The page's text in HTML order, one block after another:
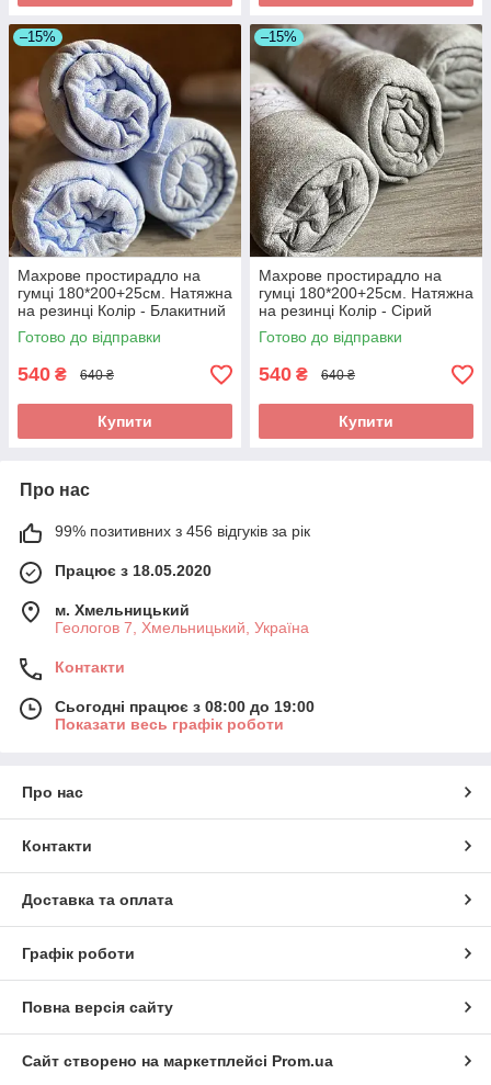
–15%
Махрове простирадло на
гумці 180*200+25см. Натяжна
на резинці Колір - Блакитний
Готово до відправки
540 ₴ 640 ₴
Купити
–15%
Махрове простирадло на
гумці 180*200+25см. Натяжна
на резинці Колір - Сірий
Готово до відправки
540 ₴ 640 ₴
Купити
Про нас
99% позитивних з 456 відгуків за рік
Працює з 18.05.2020
м. Хмельницький
Геологов 7, Хмельницький, Україна
Контакти
Сьогодні працює з 08:00 до 19:00
Показати весь графік роботи
Про нас
Контакти
Доставка та оплата
Графік роботи
Повна версія сайту
Сайт створено на маркетплейсі Prom.ua